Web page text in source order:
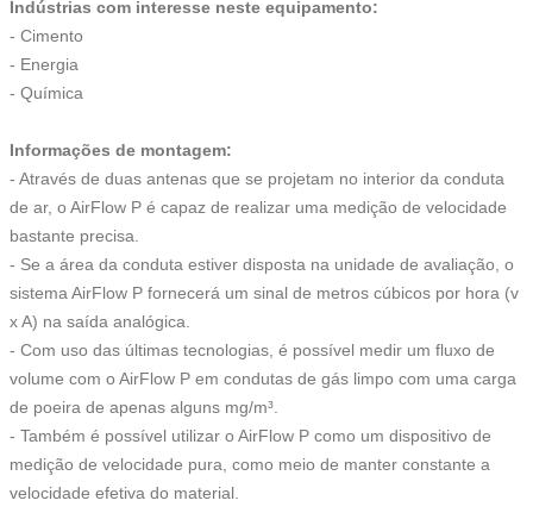
Indústrias com interesse neste equipamento:
- Cimento
- Energia
- Química
Informações de montagem:
- Através de duas antenas que se projetam no interior da conduta
de ar, o AirFlow P é capaz de realizar uma medição de velocidade
bastante precisa.
- Se a área da conduta estiver disposta na unidade de avaliação, o
sistema AirFlow P fornecerá um sinal de metros cúbicos por hora (v
x A) na saída analógica.
- Com uso das últimas tecnologias, é possível medir um fluxo de
volume com o AirFlow P em condutas de gás limpo com uma carga
de poeira de apenas alguns mg/m³.
- Também é possível utilizar o AirFlow P como um dispositivo de
medição de velocidade pura, como meio de manter constante a
velocidade efetiva do material.